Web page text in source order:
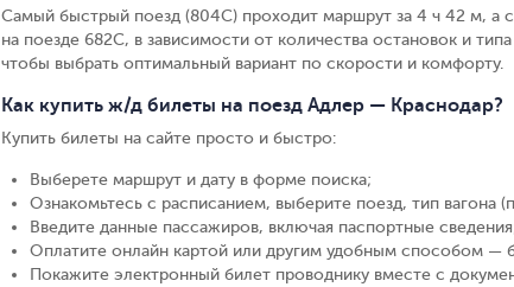
Самый быстрый поезд (804С) проходит маршрут за 4 ч 42 м, а
на поезде 682С, в зависимости от количества остановок и
чтобы выбрать оптимальный вариант по скорости и комфорту.
Как купить ж/д билеты на поезд Адлер — Краснодар?
Купить билеты на сайте просто и быстро:
Выберете маршрут и дату в форме поиска;
Ознакомьтесь с расписанием, выберите поезд, тип вагона
Введите данные пассажиров, включая паспортные сведения
Оплатите онлайн картой или другим удобным способом —
Покажите электронный билет проводнику вместе с